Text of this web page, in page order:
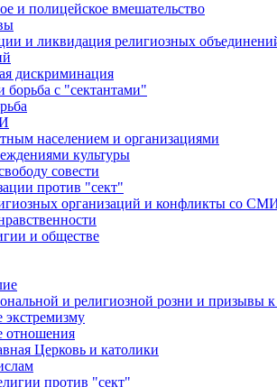
и полицейское вмешательство
и ликвидация религиозных
дискриминация
с "сектантами"
населением и организациями
культуры
совести
против "сект"
организаций и конфликты со
и обществе
и религиозной розни и призывы
экстремизму
отношения
Церковь и католики
против "сект"